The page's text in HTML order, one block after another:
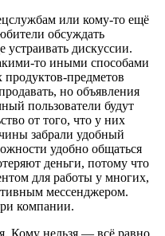
или кому-то ещё
обсуждать
устраивать дискуссии.
то иными способами
предметов
но объявления
пользователи будут
от того, что у них
забрали удобный
удобно общаться
деньги, потому что
для работы у многих,
мессенджером.
компании.
Кому нельзя — всё равно